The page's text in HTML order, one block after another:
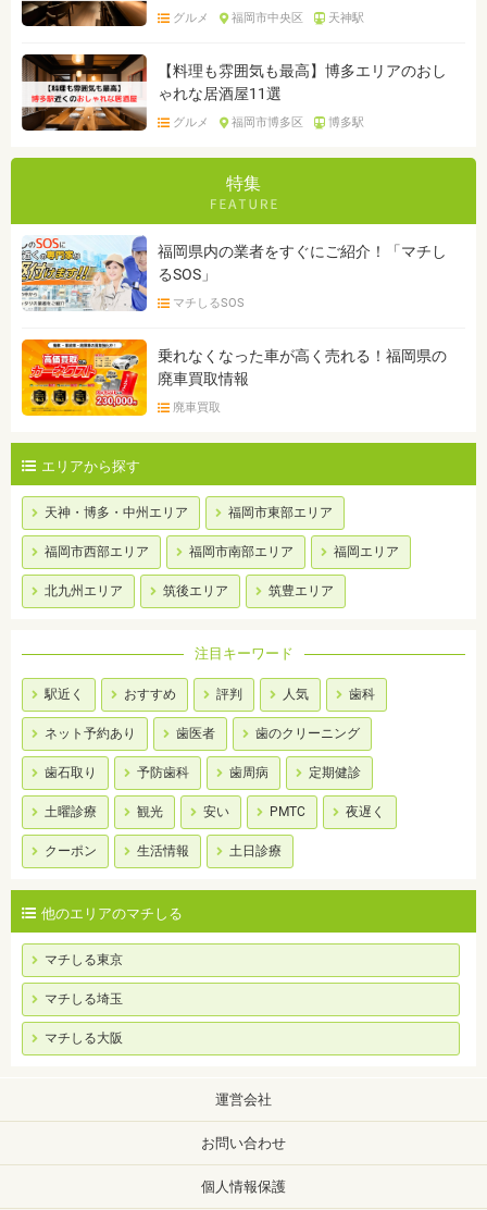
グルメ 福岡市中央区 天神駅
【料理も雰囲気も最高】博多エリアのおし
ゃれな居酒屋11選
グルメ 福岡市博多区 博多駅
特集
福岡県内の業者をすぐにご紹介！「マチし
るSOS」
マチしるSOS
乗れなくなった車が高く売れる！福岡県の
廃車買取情報
廃車買取
エリアから探す
天神・博多・中州エリア 福岡市東部エリア
福岡市西部エリア 福岡市南部エリア 福岡エリア
北九州エリア 筑後エリア 筑豊エリア
注目キーワード
駅近く おすすめ 評判 人気 歯科
ネット予約あり 歯医者 歯のクリーニング
歯石取り 予防歯科 歯周病 定期健診
土曜診療 観光 安い PMTC 夜遅く
クーポン 生活情報 土日診療
他のエリアのマチしる
マチしる東京
マチしる埼玉
マチしる大阪
運営会社
お問い合わせ
個人情報保護